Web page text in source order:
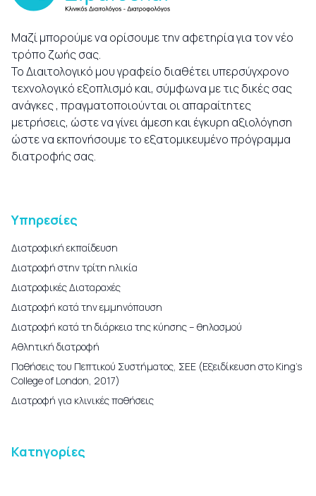
Μαζί μπορούμε να ορίσουμε την αφετηρία για τον νέο
τρόπο ζωής σας.
Το Διαιτολογικό μου γραφείο διαθέτει υπερσύγχρονο
τεχνολογικό εξοπλισμό και, σύμφωνα με τις δικές σας
ανάγκες , πραγματοποιούνται οι απαραίτητες
μετρήσεις, ώστε να γίνει άμεση και έγκυρη αξιολόγηση
ώστε να εκπονήσουμε το εξατομικευμένο πρόγραμμα
διατροφής σας.
Υπηρεσίες
Διατροφική εκπαίδευση
Διατροφή στην τρίτη ηλικία
Διατροφικές Διαταραχές
Διατροφή κατά την εμμηνόπαυση
Διατροφή κατά τη διάρκεια της κύησης – θηλασμού
Αθλητική διατροφή
Παθήσεις του Πεπτικού Συστήματος, ΣΕΕ (Εξειδίκευση στο King’s
College of London, 2017)
Διατροφή για κλινικές παθήσεις
Κατηγορίες